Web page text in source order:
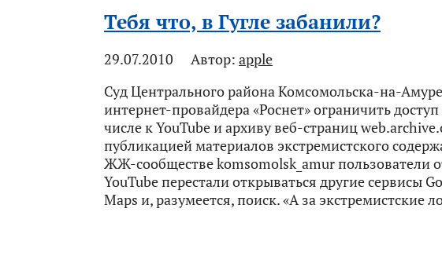
Тебя что, в Гугле забанили?
29.07.2010 Автор: apple
Суд Центрального района Комсомольска-на-
интернет-провайдера «Роснет» ограничить
числе к YouTube и архиву веб-страниц
публикацией материалов экстремистского
ЖЖ-сообществе komsomolsk_amur пользователи
YouTube перестали открываться другие сервисы
Maps и, разумеется, поиск. «А за экстремистские